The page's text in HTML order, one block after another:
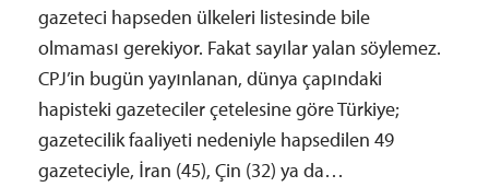
gazeteci hapseden ülkeleri listesinde bile
olmaması gerekiyor. Fakat sayılar yalan söylemez.
CPJ’in bugün yayınlanan, dünya çapındaki
hapisteki gazeteciler çetelesine göre Türkiye;
gazetecilik faaliyeti nedeniyle hapsedilen 49
gazeteciyle, İran (45), Çin (32) ya da…